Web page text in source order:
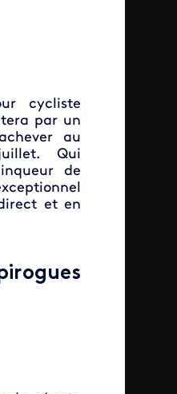
cycliste
par un
au
Qui
de
et en